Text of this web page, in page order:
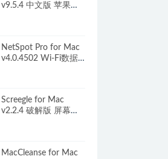
v9.5.4 中文版 苹果设
NetSpot Pro for Mac
v4.0.4502 Wi-Fi数据
Screegle for Mac
v2.2.4 破解版 屏幕共
MacCleanse for Mac